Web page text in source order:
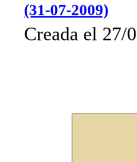
(31-07-2009)
Creada el 27/